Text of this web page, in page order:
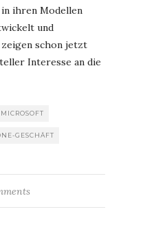
ihren Modellen
und
schon jetzt
Interesse an die
MICROSOFT
GESCHÄFT